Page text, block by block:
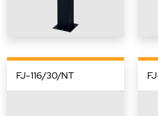
FJ-116/30/NT